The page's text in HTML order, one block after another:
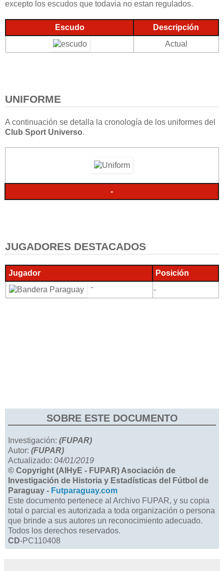
excepto los escudos que todavia no estan regulados.
Escudo
Descripción
Actual
UNIFORME
A continuación se detalla la cronología de los uniformes del
Club Sport Universo.
-
JUGADORES DESTACADOS
Jugador
Posición
-
-
SOBRE ESTE DOCUMENTO
Investigación: (FUPAR)
Autor: (FUPAR)
Actualizado: 04/01/2019
© Copyright (AIHyE - FUPAR) Asociación de
Investigación de Historia y Estadísticas del Fútbol de
Paraguay - Futparaguay.com
Este documento pertenece al Archivo FUPAR, y su copia
total o parcial es autorizada a toda organización o persona
que brinde a sus autores un reconocimiento adecuado.
Todos los derechos reservados.
CD-PC110408